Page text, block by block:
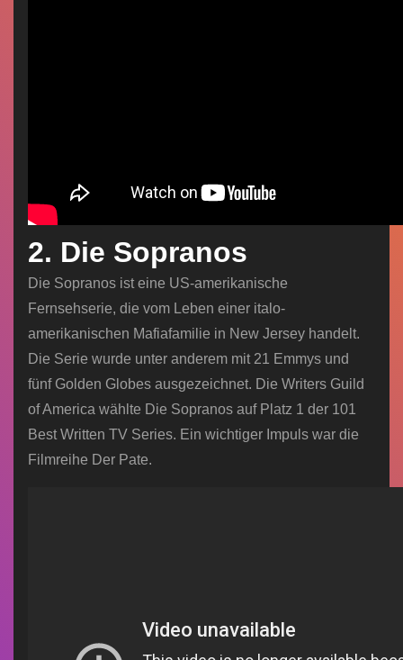
2. Die Sopranos
Die Sopranos ist eine US-amerikanische
Fernsehserie, die vom Leben einer italo-
amerikanischen Mafiafamilie in New Jersey handelt.
Die Serie wurde unter anderem mit 21 Emmys und
fünf Golden Globes ausgezeichnet. Die Writers Guild
of America wählte Die Sopranos auf Platz 1 der 101
Best Written TV Series. Ein wichtiger Impuls war die
Filmreihe Der Pate.